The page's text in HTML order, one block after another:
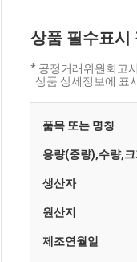
상품 필수표시
* 공정거래위원회고
상품 상세정보에 표
품목 또는 명칭
용량(중량),수량,크
생산자
원산지
제조연월일